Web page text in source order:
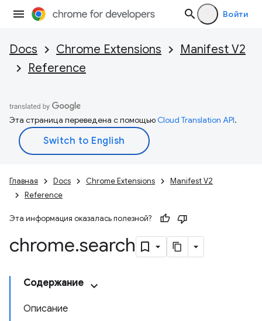
Войти
Docs Chrome Extensions
Manifest V2
Reference
Эта страница переведена с помощьюCloud Translation API.
Главная Docs Chrome Extensions
Manifest V2
Reference
Эта информация оказалась полезной?
chrome.search
Содержание
Описание